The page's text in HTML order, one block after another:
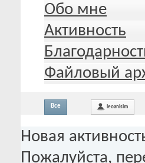
Обо мне
Активность
Файловый
Все leoanisim
Новая
Пожалуйста,